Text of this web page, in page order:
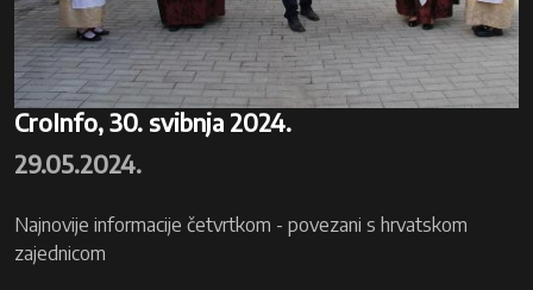
CroInfo, 30. svibnja 2024.
29.05.2024.
Najnovije informacije četvrtkom - povezani s hrvatskom
zajednicom